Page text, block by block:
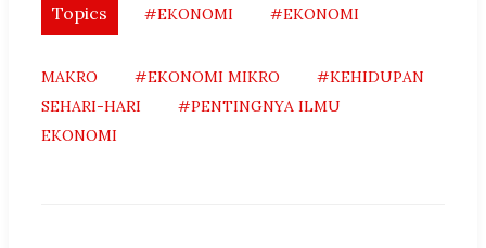
Topics #EKONOMI #EKONOMI
MAKRO #EKONOMI MIKRO
#KEHIDUPAN
SEHARI-HARI
#PENTINGNYA ILMU
EKONOMI